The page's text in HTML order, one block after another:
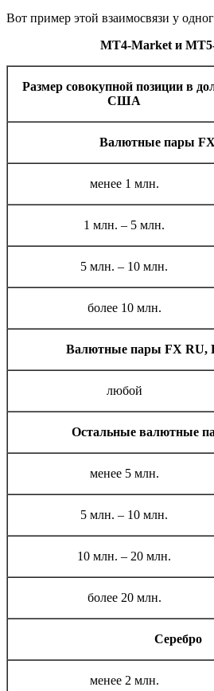
Вот пример этой взаимосвязи у
MT4-Market и
Размер совокупной позиции в
США
Валютные пары
менее 1 млн.
1 млн. – 5 млн.
5 млн. – 10 млн.
более 10 млн.
Валютные пары FX RU,
любой
Остальные валютные
менее 5 млн.
5 млн. – 10 млн.
10 млн. – 20 млн.
более 20 млн.
Серебро
менее 2 млн.